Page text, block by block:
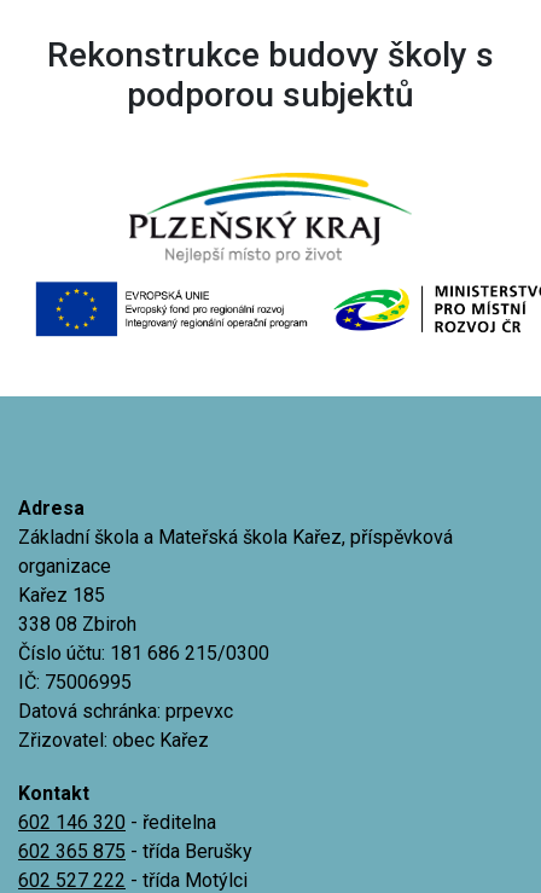
Rekonstrukce budovy školy s
podporou subjektů
Adresa
Základní škola a Mateřská škola Kařez, příspěvková
organizace
Kařez 185
338 08 Zbiroh
Číslo účtu: 181 686 215/0300
IČ: 75006995
Datová schránka: prpevxc
Zřizovatel: obec Kařez
Kontakt
602 146 320 - ředitelna
602 365 875 - třída Berušky
602 527 222 - třída Motýlci